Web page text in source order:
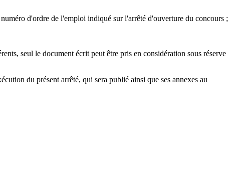
d'ordre de l'emploi indiqué sur l'arrêté d'ouverture du concours ;
seul le document écrit peut être pris en considération sous réserve
du présent arrêté, qui sera publié ainsi que ses annexes au